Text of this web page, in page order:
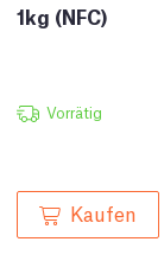
1kg (NFC)
Vorrätig
Kaufen